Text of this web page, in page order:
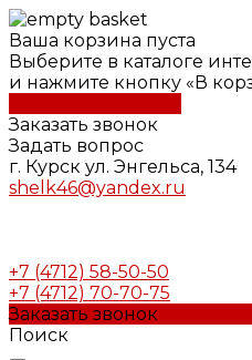
Ваша корзина пуста
Выберите в каталоге
и нажмите кнопку «В
Заказать звонок
Задать вопрос
г. Курск ул. Энгельса, 134
shelk46@yandex.ru
+7 (4712) 58-50-50
+7 (4712) 70-70-75
Заказать звонок
Поиск